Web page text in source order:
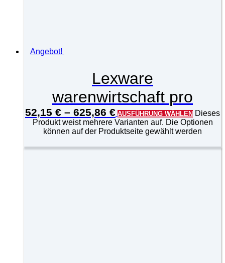
Angebot!
Lexware
warenwirtschaft pro
52,15 € – 625,86 € AUSFÜHRUNG WÄHLEN Dieses
Produkt weist mehrere Varianten auf. Die Optionen
können auf der Produktseite gewählt werden